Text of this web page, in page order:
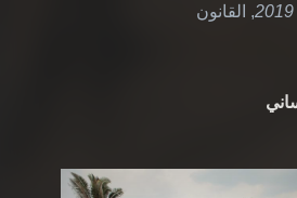
, القانون